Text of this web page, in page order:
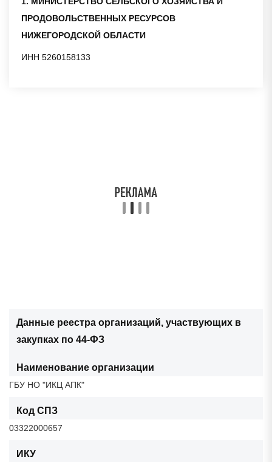
ПРОДОВОЛЬСТВЕННЫХ РЕСУРСОВ
НИЖЕГОРОДСКОЙ ОБЛАСТИ
ИНН 5260158133
Данные реестра организаций, участвующих в
закупках по 44-ФЗ
Наименование организации
ГБУ НО "ИКЦ АПК"
Код СПЗ
03322000657
ИКУ